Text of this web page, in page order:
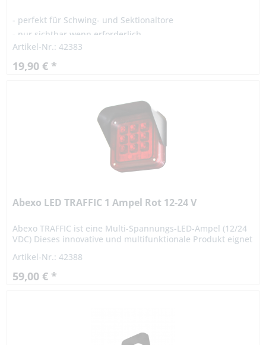
- perfekt für Schwing- und Sektionaltore
- nur sichtbar wenn erforderlich
- lässt sich in wenigen Minuten installieren
Artikel-Nr.: 42383
19,90 € *
Abexo LED TRAFFIC 1 Ampel Rot 12-24 V
Abexo TRAFFIC ist eine Multi-Spannungs-LED-Ampel (12/24
VDC) Dieses innovative und multifunktionale Produkt eignet
Artikel-Nr.: 42388
59,00 € *